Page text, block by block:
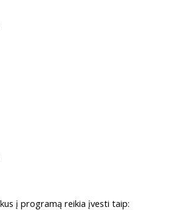
į programą reikia įvesti taip: